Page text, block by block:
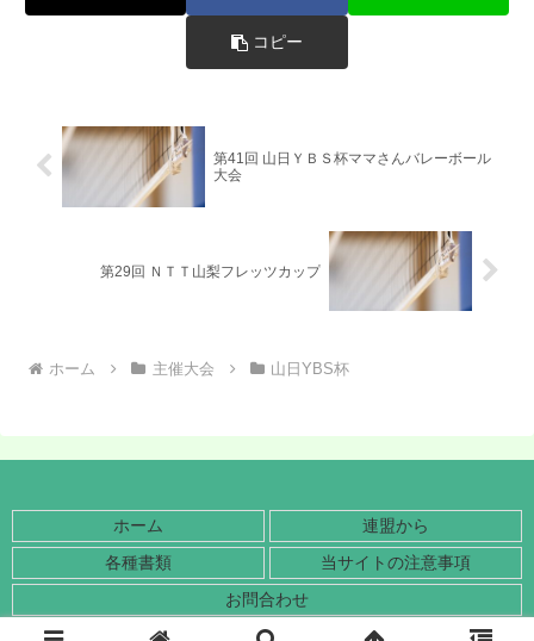
コピー
第41回 山日ＹＢＳ杯ママさんバレーボール
大会
第29回 ＮＴＴ山梨フレッツカップ
ホーム 主催大会 山日YBS杯
ホーム
連盟から
各種書類
当サイトの注意事項
お問合わせ